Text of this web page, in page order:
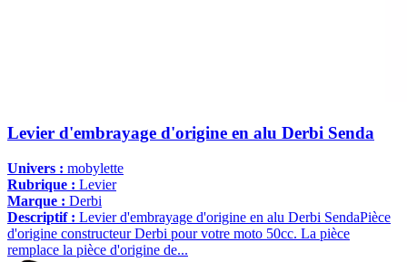
Levier d'embrayage d'origine en alu Derbi Senda
Univers : mobylette
Rubrique : Levier
Marque : Derbi
Descriptif : Levier d'embrayage d'origine en alu Derbi SendaPièce
d'origine constructeur Derbi pour votre moto 50cc. La pièce
remplace la pièce d'origine de...